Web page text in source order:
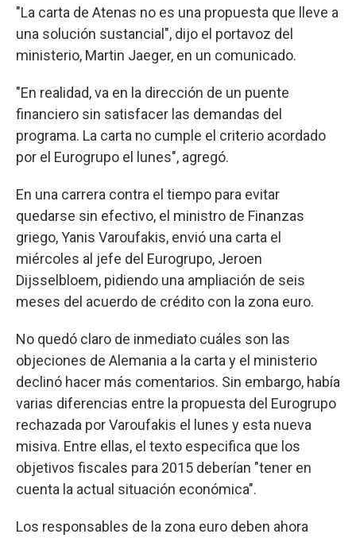
"La carta de Atenas no es una propuesta que lleve a
una solución sustancial", dijo el portavoz del
ministerio, Martin Jaeger, en un comunicado.
"En realidad, va en la dirección de un puente
financiero sin satisfacer las demandas del
programa. La carta no cumple el criterio acordado
por el Eurogrupo el lunes", agregó.
En una carrera contra el tiempo para evitar
quedarse sin efectivo, el ministro de Finanzas
griego, Yanis Varoufakis, envió una carta el
miércoles al jefe del Eurogrupo, Jeroen
Dijsselbloem, pidiendo una ampliación de seis
meses del acuerdo de crédito con la zona euro.
No quedó claro de inmediato cuáles son las
objeciones de Alemania a la carta y el ministerio
declinó hacer más comentarios. Sin embargo, había
varias diferencias entre la propuesta del Eurogrupo
rechazada por Varoufakis el lunes y esta nueva
misiva. Entre ellas, el texto especifica que los
objetivos fiscales para 2015 deberían "tener en
cuenta la actual situación económica".
Los responsables de la zona euro deben ahora